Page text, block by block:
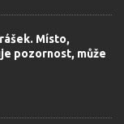
Místo,
pozornost, může